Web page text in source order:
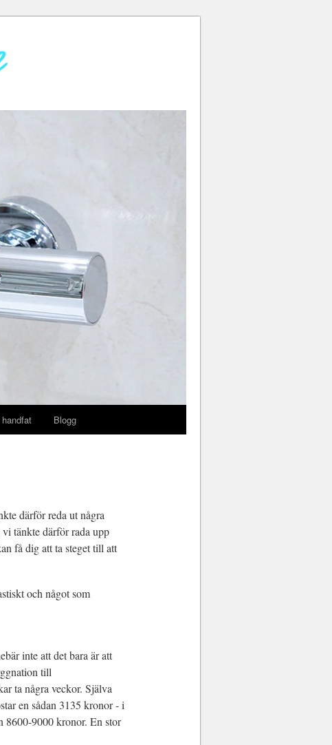
Blogg
därför reda ut några
tänkte därför rada upp
få dig att ta steget till att
och något som
inte att det bara är att
till
ta några veckor. Själva
en sådan 3135 kronor - i
8600-9000 kronor. En stor